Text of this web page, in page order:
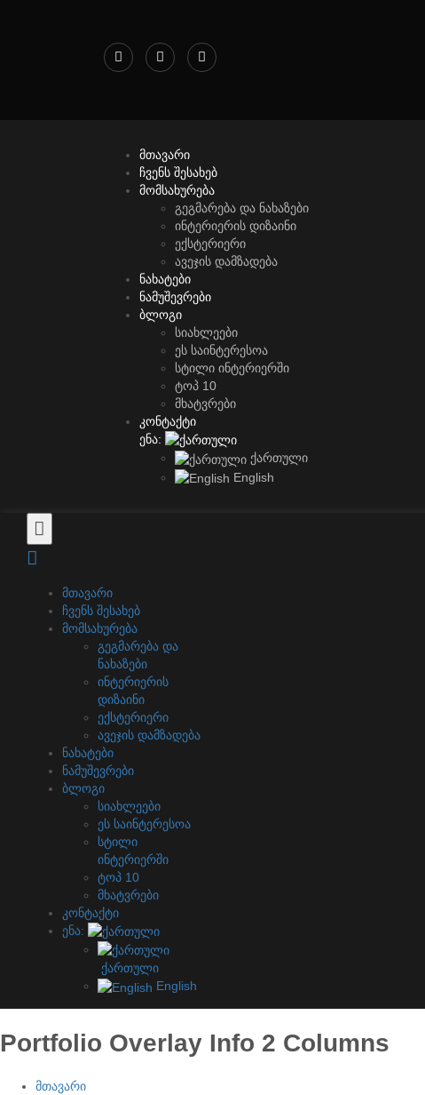
მთავარი
ჩვენს შესახებ
მომსახურება
გეგმარება და ნახაზები
ინტერიერის დიზაინი
ექსტერიერი
ავეჯის დამზადება
ნახატები
ნამუშევრები
ბლოგი
სიახლეები
ეს საინტერესოა
სტილი ინტერიერში
ტოპ 10
მხატვრები
კონტაქტი
ენა:
ქართული
English
მთავარი
ჩვენს შესახებ
მომსახურება
გეგმარება და
ნახაზები
ინტერიერის
დიზაინი
ექსტერიერი
ავეჯის დამზადება
ნახატები
ნამუშევრები
ბლოგი
სიახლეები
ეს საინტერესოა
სტილი
ინტერიერში
ტოპ 10
მხატვრები
კონტაქტი
ენა:
ქართული
English
Portfolio Overlay Info 2 Columns
მთავარი